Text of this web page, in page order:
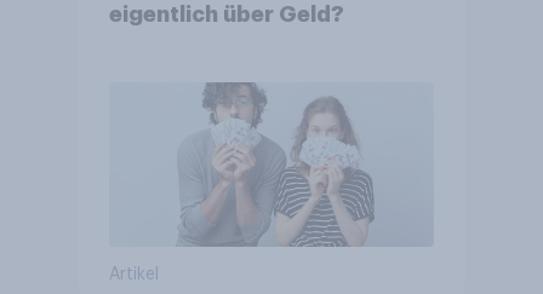
eigentlich über Geld?
Artikel